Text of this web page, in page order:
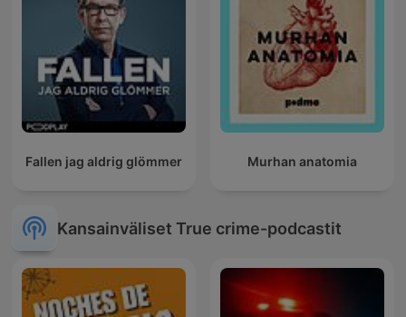
Fallen jag aldrig glömmer Murhan anatomia
Kansainväliset True crime-podcastit